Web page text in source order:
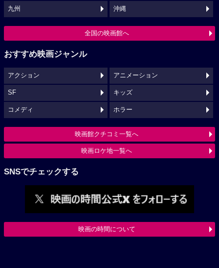
九州 沖縄
全国の映画館へ
おすすめ映画ジャンル
アクション アニメーション
SF キッズ
コメディ ホラー
映画館クチコミ一覧へ
映画ロケ地一覧へ
SNSでチェックする
映画の時間について